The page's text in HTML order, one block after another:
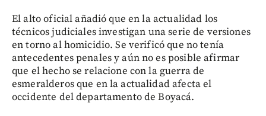
El alto oficial añadió que en la actualidad los
técnicos judiciales investigan una serie de versiones
en torno al homicidio. Se verificó que no tenía
antecedentes penales y aún no es posible afirmar
que el hecho se relacione con la guerra de
esmeralderos que en la actualidad afecta el
occidente del departamento de Boyacá.